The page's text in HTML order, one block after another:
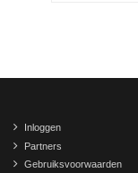
Inloggen
Partners
Gebruiksvoorwaarden